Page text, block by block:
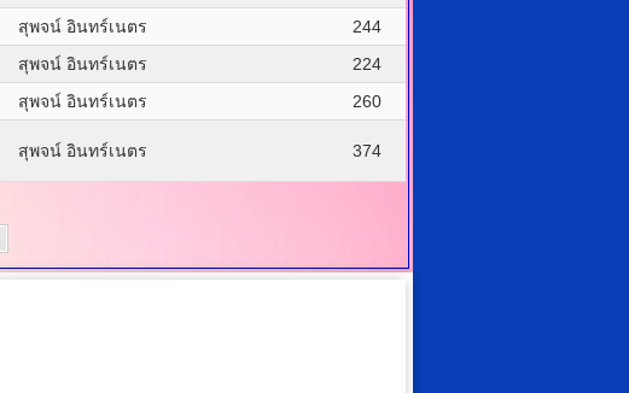
สุพจน์ อินทร์เนตร
244
สุพจน์ อินทร์เนตร
224
สุพจน์ อินทร์เนตร 260
สุพจน์ อินทร์เนตร 374